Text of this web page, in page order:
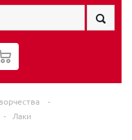
0
-
- Лаки